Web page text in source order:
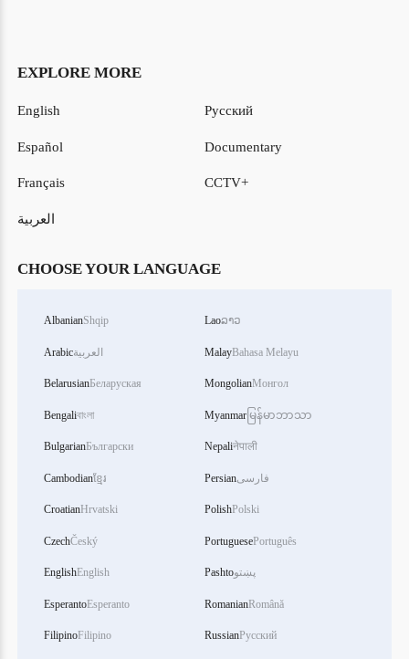
EXPLORE MORE
English
Español
Français
العربية
Русский
Documentary
CCTV+
CHOOSE YOUR LANGUAGE
AlbanianShqip
Arabicالعربية
BelarusianБеларуская
Bengaliবাংলা
BulgarianБългарски
Cambodianខ្មែរ
CroatianHrvatski
CzechČeský
EnglishEnglish
EsperantoEsperanto
FilipinoFilipino
Laoລາວ
MalayBahasa Melayu
MongolianМонгол
Myanmar မြန်မာဘာသာ
Nepaliनेपाली
Persianفارسی
PolishPolski
PortuguesePortuguês
Pashtoپښتو
RomanianRomână
RussianРусский